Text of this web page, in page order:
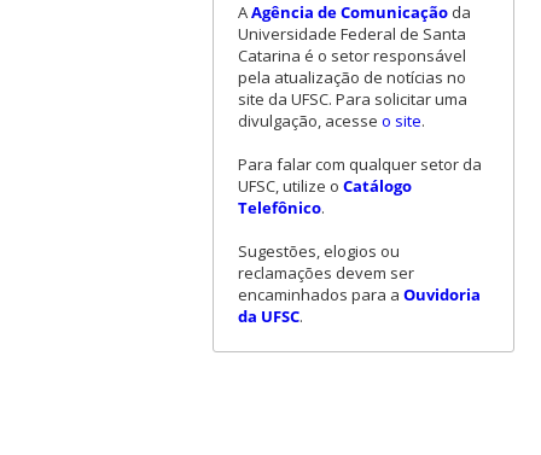
AAgência de Comunicaçãoda
Universidade Federal de Santa
Catarina é o setor responsável
pela atualização de notícias no
site da UFSC. Para solicitar uma
divulgação, acesse o site.
Para falar com qualquer setor da
UFSC, utilize o Catálogo
Telefônico.
Sugestões, elogios ou
reclamações devem ser
encaminhados para a Ouvidoria
da UFSC.